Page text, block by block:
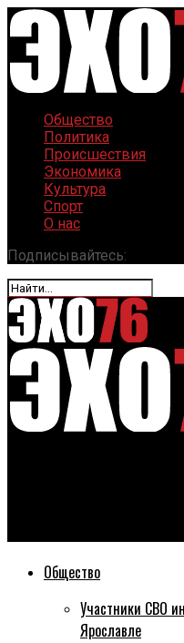
Общество
Политика
Происшествия
Экономика
Культура
Спорт
О нас
Подписывайтесь:
Общество
Участники СВО
Ярославле